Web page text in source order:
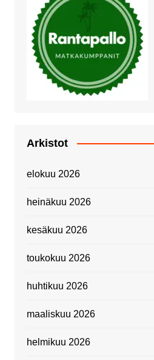
Arkistot
elokuu 2026
heinäkuu 2026
kesäkuu 2026
toukokuu 2026
huhtikuu 2026
maaliskuu 2026
helmikuu 2026